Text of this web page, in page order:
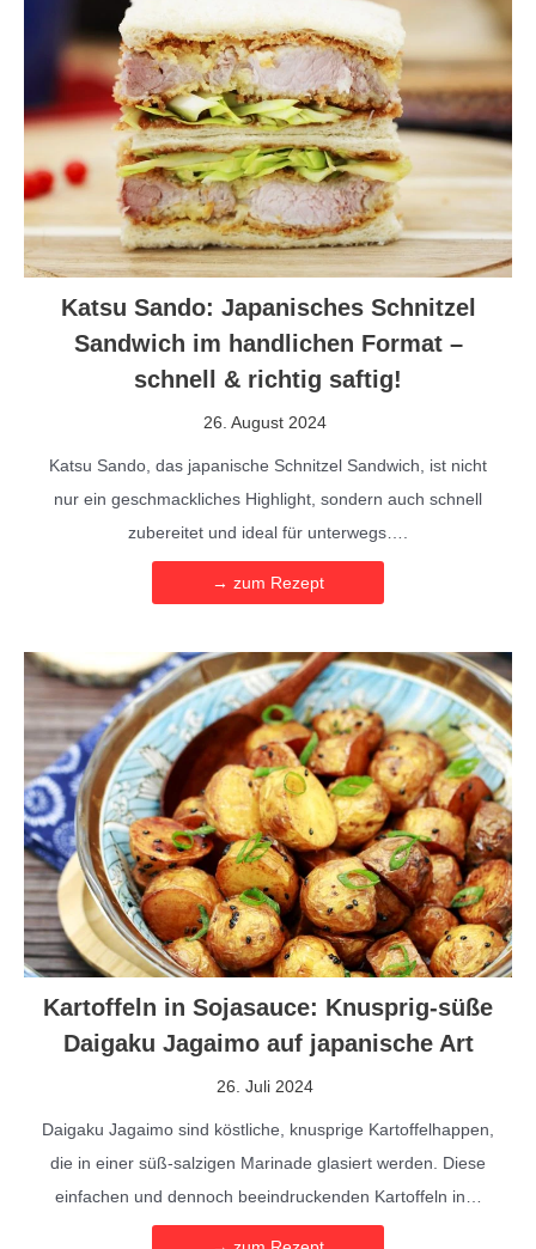
Katsu Sando: Japanisches Schnitzel
Sandwich im handlichen Format –
schnell & richtig saftig!
26. August 2024
Katsu Sando, das japanische Schnitzel Sandwich, ist nicht
nur ein geschmackliches Highlight, sondern auch schnell
zubereitet und ideal für unterwegs….
→ zum Rezept
Kartoffeln in Sojasauce: Knusprig-süße
Daigaku Jagaimo auf japanische Art
26. Juli 2024
Daigaku Jagaimo sind köstliche, knusprige Kartoffelhappen,
die in einer süß-salzigen Marinade glasiert werden. Diese
einfachen und dennoch beeindruckenden Kartoffeln in…